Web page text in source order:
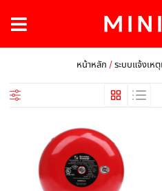
หน้าหลัก /ระบบแจ้งเห